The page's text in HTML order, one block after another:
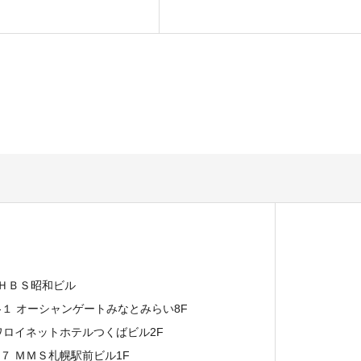
ＢＳ昭和ビル
オーシャンゲートみなとみらい8F
イネットホテルつくばビル2F
ＭＭＳ札幌駅前ビル1F